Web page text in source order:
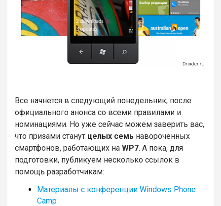
Все начнется в следующий понедельник, после
официального анонса со всеми правилами и
номинациями. Но уже сейчас можем заверить вас,
что призами станут целых семь навороченных
смартфонов, работающих на WP7. А пока, для
подготовки, публикуем несколько ссылок в
помощь разработчикам:
Материалы с конференции Windows Phone
Camp